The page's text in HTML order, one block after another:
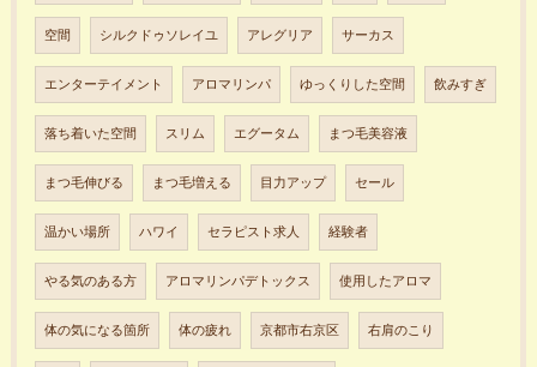
空間 シルクドゥソレイユ アレグリア サーカス
エンターテイメント アロマリンパ ゆっくりした空間 飲みすぎ
落ち着いた空間 スリム エグータム まつ毛美容液
まつ毛伸びる まつ毛増える 目力アップ セール
温かい場所 ハワイ セラピスト求人 経験者
やる気のある方 アロマリンパデトックス 使用したアロマ
体の気になる箇所 体の疲れ 京都市右京区 右肩のこり